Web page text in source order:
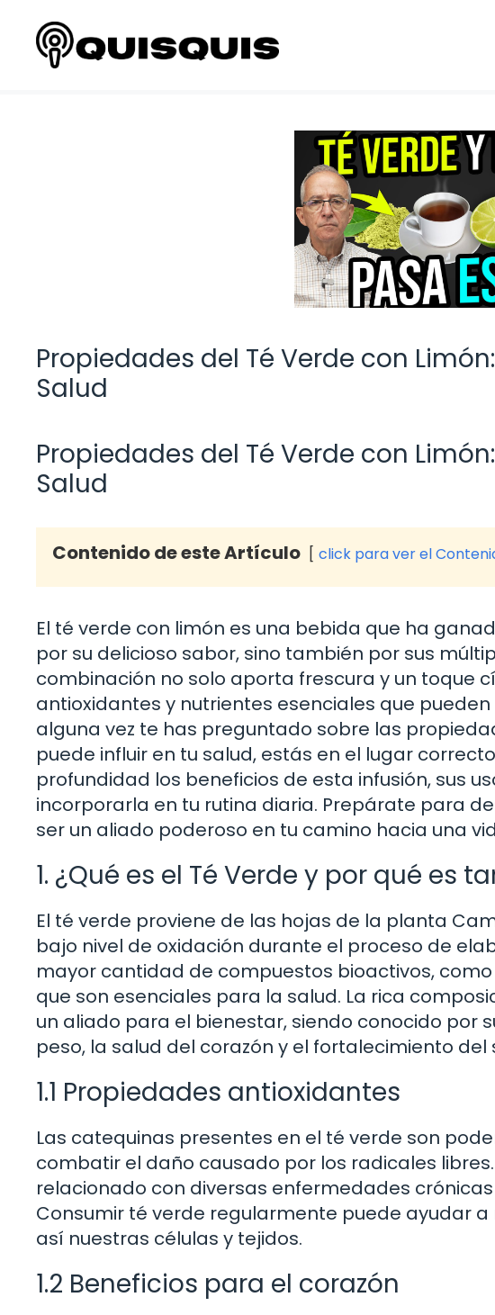
contenido
Propiedades del Té Verde con
Salud
Propiedades del Té Verde con
Salud
Contenido de este Artículo click para ver el
El té verde con limón es una bebida que ha
por su delicioso sabor, sino también por sus
combinación no solo aporta frescura y un toque
antioxidantes y nutrientes esenciales que
alguna vez te has preguntado sobre las
puede influir en tu salud, estás en el lugar
profundidad los beneficios de esta infusión, sus
incorporarla en tu rutina diaria. Prepárate para
ser un aliado poderoso en tu camino hacia una
1. ¿Qué es el Té Verde y por qué es
El té verde proviene de las hojas de la planta
bajo nivel de oxidación durante el proceso de
mayor cantidad de compuestos bioactivos,
que son esenciales para la salud. La rica
un aliado para el bienestar, siendo conocido por
peso, la salud del corazón y el fortalecimiento
1.1 Propiedades antioxidantes
Las catequinas presentes en el té verde son
combatir el daño causado por los radicales
relacionado con diversas enfermedades
Consumir té verde regularmente puede ayudar
así nuestras células y tejidos.
1.2 Beneficios para el corazón